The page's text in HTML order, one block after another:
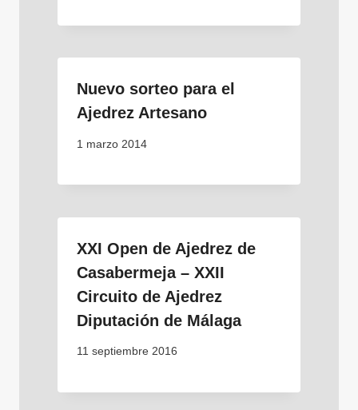
Nuevo sorteo para el
Ajedrez Artesano
1 marzo 2014
XXI Open de Ajedrez de
Casabermeja – XXII
Circuito de Ajedrez
Diputación de Málaga
11 septiembre 2016